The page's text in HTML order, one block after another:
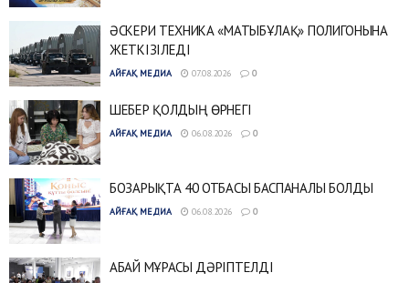
ӘСКЕРИ ТЕХНИКА «МАТЫБҰЛАҚ» ПОЛИГОНЫНА
ЖЕТКІЗІЛЕДІ
АЙҒАҚ МЕДИА 07.08.2026 0
ШЕБЕР ҚОЛДЫҢ ӨРНЕГІ
АЙҒАҚ МЕДИА 06.08.2026 0
БОЗАРЫҚТА 40 ОТБАСЫ БАСПАНАЛЫ БОЛДЫ
АЙҒАҚ МЕДИА 06.08.2026 0
АБАЙ МҰРАСЫ ДӘРІПТЕЛДІ